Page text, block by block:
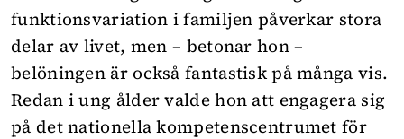
funktionsvariation i familjen påverkar stora
delar av livet, men – betonar hon –
belöningen är också fantastisk på många vis.
Redan i ung ålder valde hon att engagera sig
på det nationella kompetenscentrumet för